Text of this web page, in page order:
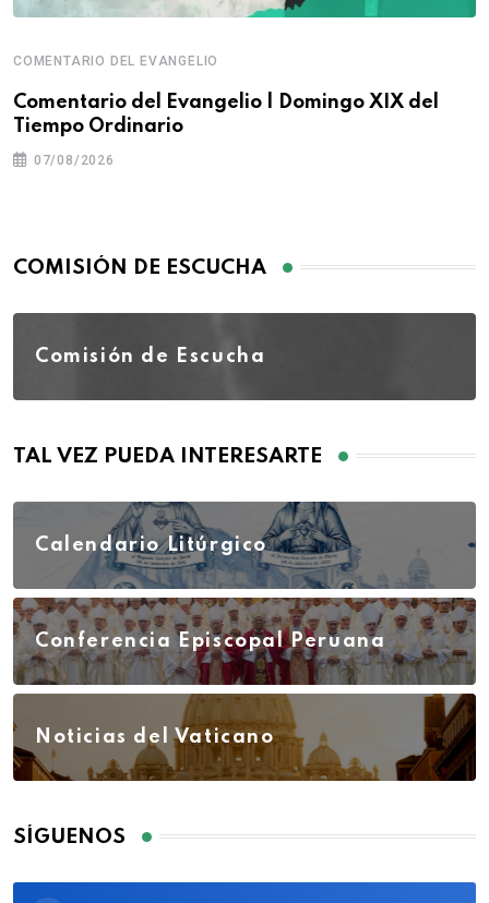
COMENTARIO DEL EVANGELIO
Comentario del Evangelio | Domingo XIX del
Tiempo Ordinario
07/08/2026
COMISIÓN DE ESCUCHA
Comisión de Escucha
TAL VEZ PUEDA INTERESARTE
Calendario Litúrgico
Conferencia Episcopal Peruana
Noticias del Vaticano
SÍGUENOS